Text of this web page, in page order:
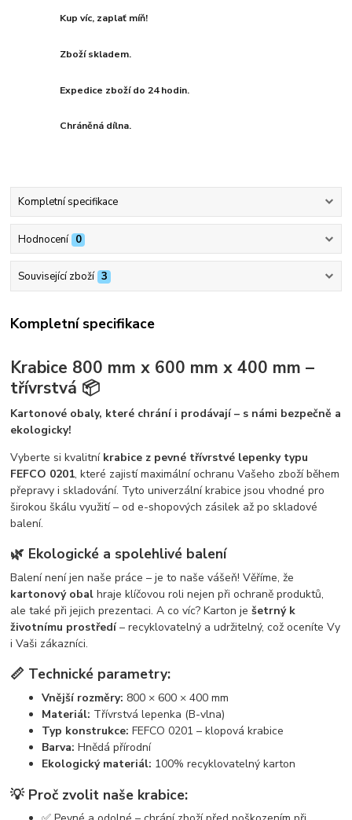
Kup víc, zaplať míň!
Zboží skladem.
Expedice zboží do 24 hodin.
Chráněná dílna.
Kompletní specifikace
Hodnocení 0
Související zboží 3
Kompletní specifikace
Krabice 800 mm x 600 mm x 400 mm –
třívrstvá 📦
Kartonové obaly, které chrání i prodávají – s námi bezpečně a
ekologicky!
Vyberte si kvalitní krabice z pevné třívrstvé lepenky typu
FEFCO 0201, které zajistí maximální ochranu Vašeho zboží během
přepravy i skladování. Tyto univerzální krabice jsou vhodné pro
širokou škálu využití – od e-shopových zásilek až po skladové
balení.
🌿 Ekologické a spolehlivé balení
Balení není jen naše práce – je to naše vášeň! Věříme, že
kartonový obal hraje klíčovou roli nejen při ochraně produktů,
ale také při jejich prezentaci. A co víc? Karton ješetrný k
životnímu prostředí– recyklovatelný a udržitelný, což oceníte Vy
i Vaši zákazníci.
📏 Technické parametry:
Vnější rozměry: 800 × 600 × 400 mm
Materiál: Třívrstvá lepenka (B-vlna)
Typ konstrukce: FEFCO 0201 – klopová krabice
Barva: Hnědá přírodní
Ekologický materiál: 100% recyklovatelný karton
💡 Proč zvolit naše krabice: